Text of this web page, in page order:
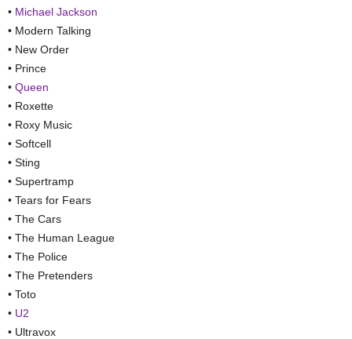
• Michael Jackson
• Modern Talking
• New Order
• Prince
• Queen
• Roxette
• Roxy Music
• Softcell
• Sting
• Supertramp
• Tears for Fears
• The Cars
• The Human League
• The Police
• The Pretenders
• Toto
• U2
• Ultravox